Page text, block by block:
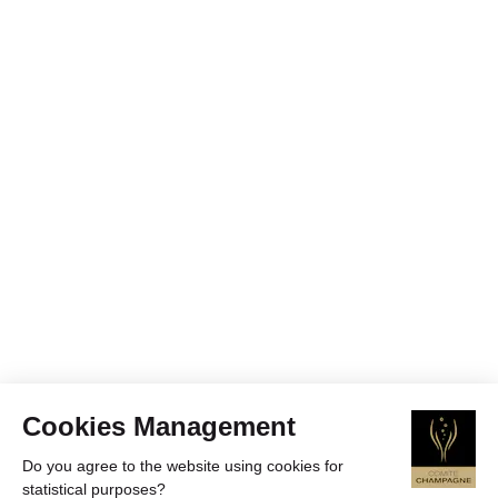
Cookies Management
Do you agree to the website using cookies for
statistical purposes?